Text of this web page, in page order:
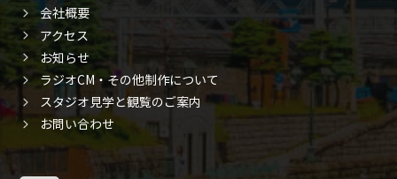
会社概要
アクセス
お知らせ
ラジオCM・その他制作について
スタジオ見学と観覧のご案内
お問い合わせ